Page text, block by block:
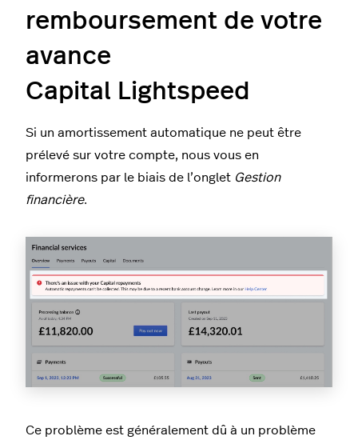
remboursement de votre
avance
Capital Lightspeed
Si un amortissement automatique ne peut être
prélevé sur votre compte, nous vous en
informerons par le biais de l’onglet Gestion
financière.
Ce problème est généralement dû à un problème